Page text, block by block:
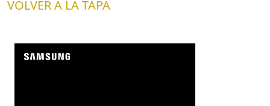
VOLVER A LA TAPA